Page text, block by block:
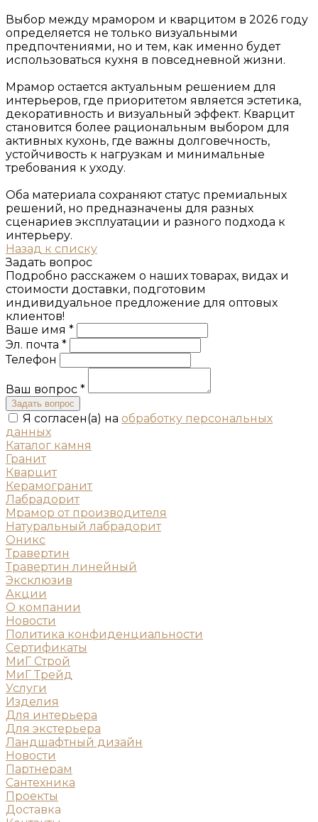
Выбор между мрамором и кварцитом в 2026 году
определяется не только визуальными
предпочтениями, но и тем, как именно будет
использоваться кухня в повседневной жизни.
Мрамор остается актуальным решением для
интерьеров, где приоритетом является эстетика,
декоративность и визуальный эффект. Кварцит
становится более рациональным выбором для
активных кухонь, где важны долговечность,
устойчивость к нагрузкам и минимальные
требования к уходу.
Оба материала сохраняют статус премиальных
решений, но предназначены для разных
сценариев эксплуатации и разного подхода к
интерьеру.
Назад к списку
Задать вопрос
Подробно расскажем о наших товарах, видах и
стоимости доставки, подготовим
индивидуальное предложение для оптовых
клиентов!
Ваше имя *
Эл. почта *
Телефон
Ваш вопрос *
Задать вопрос
Я согласен(а) на обработку персональных
данных
Каталог камня
Гранит
Кварцит
Керамогранит
Лабрадорит
Мрамор от производителя
Натуральный лабрадорит
Оникс
Травертин
Травертин линейный
Эксклюзив
Акции
О компании
Новости
Политика конфиденциальности
Сертификаты
МиГ Строй
МиГ Трейд
Услуги
Изделия
Для интерьера
Для экстерьера
Ландшафтный дизайн
Новости
Партнерам
Сантехника
Проекты
Доставка